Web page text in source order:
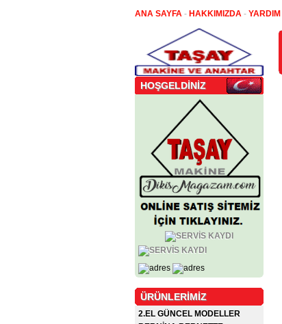
ANA SAYFA - HAKKIMIZDA - YARDIM
HOŞGELDİNİZ
ÜRÜNLERİMİZ
2.EL GÜNCEL MODELLER